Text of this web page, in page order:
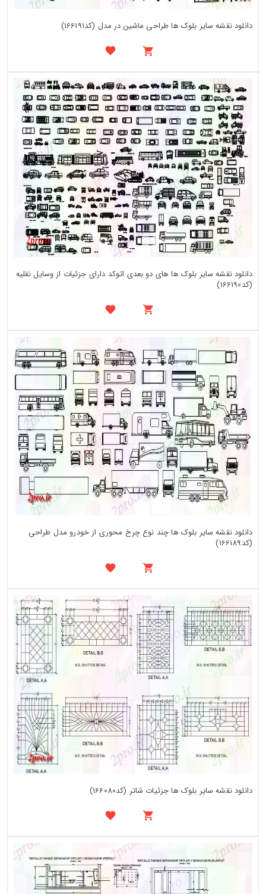
دانلود نقشه سایر بلوک ها طراحی ماشین در مدل (کد166191)
دانلود نقشه سایر بلوک ها های دو بعدی اتوکد دارای جزئیات از وسایل نقلیه
(کد166190)
دانلود نقشه سایر بلوک ها چند نوع چرخ محوری از خودرو مدل طراحی
(کد166189)
دانلود نقشه سایر بلوک ها جزئیات شاتر (کد166080)